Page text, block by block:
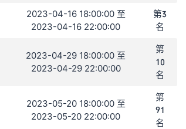
2023-04-16 18:00:00 至
2023-04-16 22:00:00
第3
名
2023-04-29 18:00:00 至
2023-04-29 22:00:00
第
10
名
2023-05-20 18:00:00 至
2023-05-20 22:00:00
第
91
名